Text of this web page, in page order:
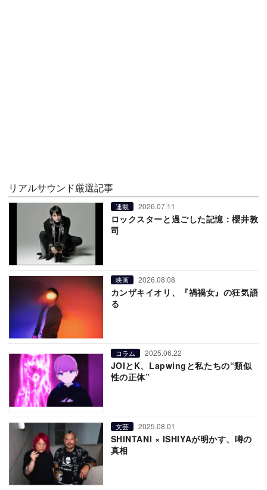
リアルサウンド厳選記事
連載 2026.07.11
ロックスターと過ごした記憶：櫻井敦
司
映画 2026.08.08
カンザキイオリ、『禍禍女』の狂気語
る
コラム 2025.06.22
JOIとK、Lapwingと私たちの“類似
性の正体”
文芸 2025.08.01
SHINTANI × ISHIYAが明かす、噂の
真相